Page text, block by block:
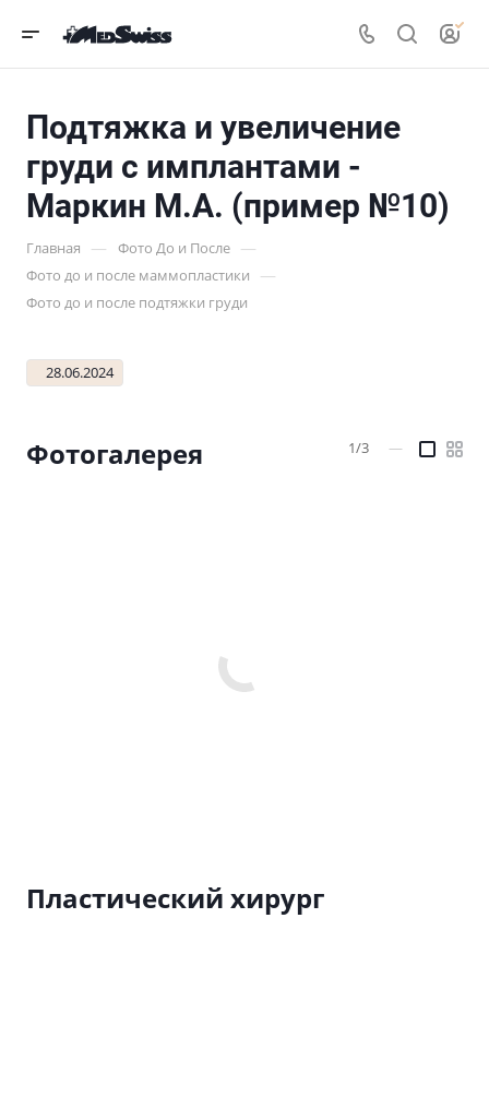
Подтяжка и увеличение
груди с имплантами -
Маркин М.А. (пример №10)
Главная — Фото До и После —
Фото до и после маммопластики —
Фото до и после подтяжки груди
28.06.2024
Фотогалерея 1/3 —
Пластический хирург